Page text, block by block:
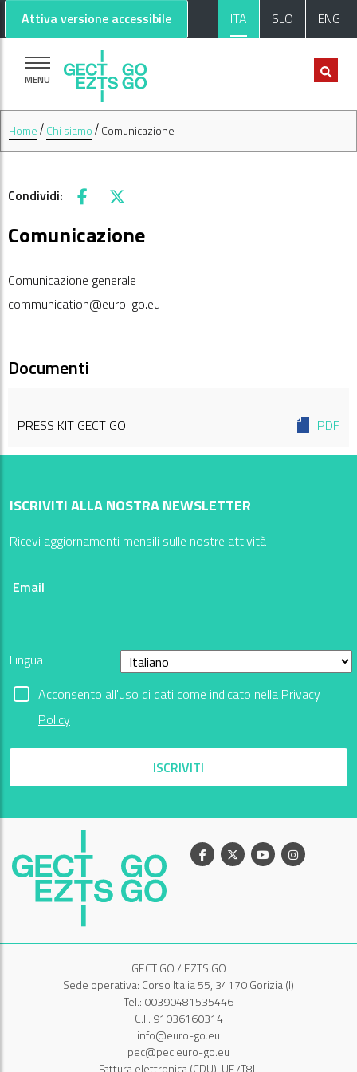
Vai al contenuto principale
Vai al footer
Attiva versione accessibile ITA SLO ENG
MENU
Home Chi siamo Comunicazione
Condividi: Facebook
X
Comunicazione
Comunicazione generale
communication@euro-go.eu
Documenti
PRESS KIT GECT GO PDF
ISCRIVITI ALLA NOSTRA NEWSLETTER
Ricevi aggiornamenti mensili sulle nostre attività
Email
Lingua
Acconsento all'uso di dati come indicato nella Privacy
Policy
ISCRIVITI
Facebook
X YoutubeInstagram
GECT GO / EZTS GO
Sede operativa: Corso Italia 55, 34170 Gorizia (I)
Tel.: 00390481535446
C.F. 91036160314
info@euro-go.eu
pec@pec.euro-go.eu